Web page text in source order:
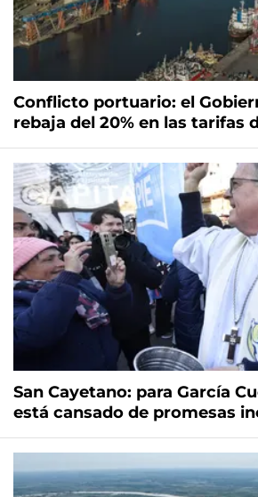
Conflicto portuario: el
rebaja del 20% en las tarifas
San Cayetano: para García
está cansado de promesas